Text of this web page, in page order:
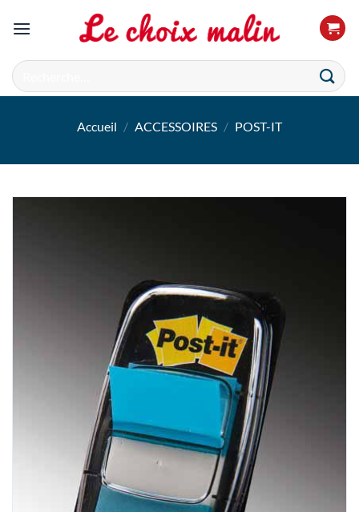
Recherche
pour :
Accueil / ACCESSOIRES / POST-IT